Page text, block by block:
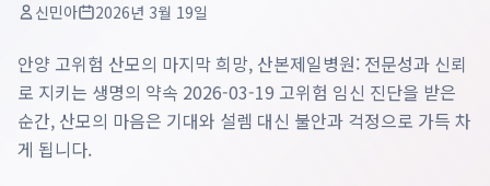
신민아 2026년 3월 19일
안양 고위험 산모의 마지막 희망, 산본제일병원: 전문성과 신뢰
로 지키는 생명의 약속 2026-03-19 고위험 임신 진단을 받은
순간, 산모의 마음은 기대와 설렘 대신 불안과 걱정으로 가득 차
게 됩니다.